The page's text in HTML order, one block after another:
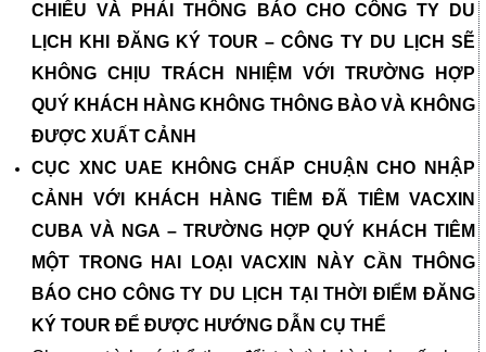
CHIẾU VÀ PHẢI THÔNG BÁO CHO CÔNG TY DU
LỊCH KHI ĐĂNG KÝ TOUR – CÔNG TY DU LỊCH SẼ
KHÔNG CHỊU TRÁCH NHIỆM VỚI TRƯỜNG HỢP
QUÝ KHÁCH HÀNG KHÔNG THÔNG BÀO VÀ KHÔNG
ĐƯỢC XUẤT CẢNH
CỤC XNC UAE KHÔNG CHẤP CHUẬN CHO NHẬP
CẢNH VỚI KHÁCH HÀNG TIÊM ĐÃ TIÊM VACXIN
CUBA VÀ NGA – TRƯỜNG HỢP QUÝ KHÁCH TIÊM
MỘT TRONG HAI LOẠI VACXIN NÀY CẦN THÔNG
BÁO CHO CÔNG TY DU LỊCH TẠI THỜI ĐIỂM ĐĂNG
KÝ TOUR ĐỂ ĐƯỢC HƯỚNG DẪN CỤ THỂ